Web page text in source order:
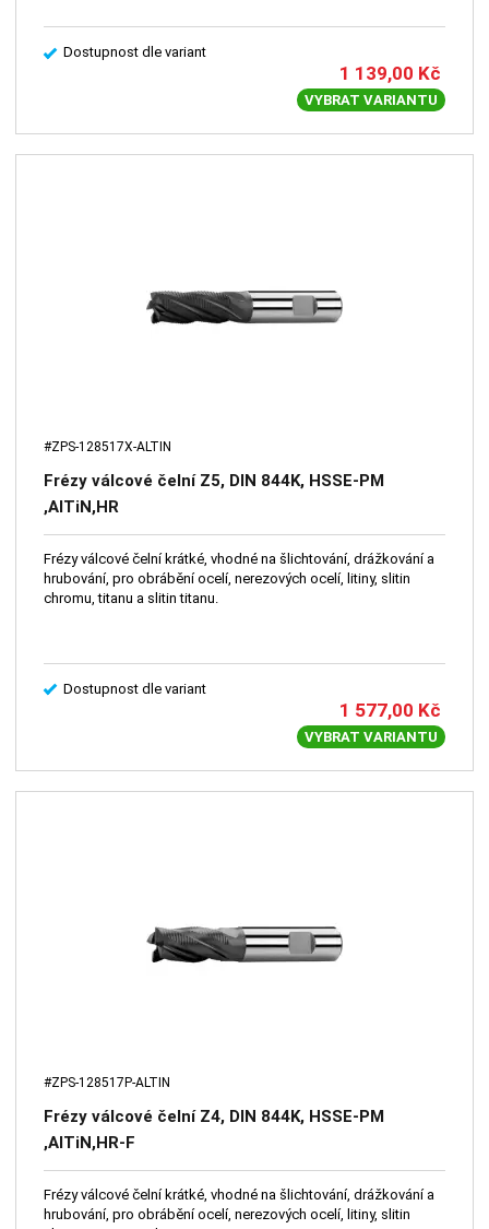
Dostupnost dle variant
1 139,00 Kč
VYBRAT VARIANTU
#ZPS-128517X-ALTIN
Frézy válcové čelní Z5, DIN 844K, HSSE-PM
,AlTiN,HR
Frézy válcové čelní krátké, vhodné na šlichtování, drážkování a
hrubování, pro obrábění ocelí, nerezových ocelí, litiny, slitin
chromu, titanu a slitin titanu.
Dostupnost dle variant
1 577,00 Kč
VYBRAT VARIANTU
#ZPS-128517P-ALTIN
Frézy válcové čelní Z4, DIN 844K, HSSE-PM
,AlTiN,HR-F
Frézy válcové čelní krátké, vhodné na šlichtování, drážkování a
hrubování, pro obrábění ocelí, nerezových ocelí, litiny, slitin